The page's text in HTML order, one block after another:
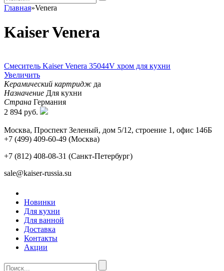
Главная»Venera
Kaiser Venera
Смеситель Kaiser Venera 35044V хром для кухни
Увеличить
Керамический картридж да
Назначение Для кухни
Страна Германия
2 894 руб.
Москва, Проспект Зеленый, дом 5/12, строение 1, офис 146Б
+7 (499) 409-60-49 (Москва)
+7 (812) 408-08-31 (Санкт-Петербург)
sale@kaiser-russia.su
Новинки
Для кухни
Для ванной
Доставка
Контакты
Акции